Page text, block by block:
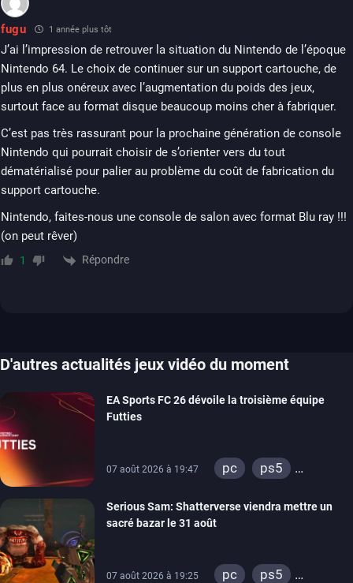
fugu 1 année plus tôt
J’ai l’impression de retrouver la situation du Nintendo de l’époque
Nintendo 64. Le choix de continuer sur un support cartouche, de
plus en plus onéreux avec l’augmentation du poids des jeux,
surtout face au format disque beaucoup moins cher à fabriquer.
C’est pas très rassurant pour la prochaine génération de console
Nintendo qui pourrait choisir de s’orienter vers du tout
dématérialisé pour palier au problème du coût de fabrication du
support cartouche.
Nintendo, faites-nous une console de salon avec format Blu ray !!!
(on peut rêver)
1 Répondre
D'autres actualités jeux vidéo du moment
EA Sports FC 26 dévoile la troisième équipe
Futties
07 août 2026 à 19:47 pc
ps5
switch
ps4
Serious Sam: Shatterverse viendra mettre un
sacré bazar le 31 août
07 août 2026 à 19:25 pc
ps5